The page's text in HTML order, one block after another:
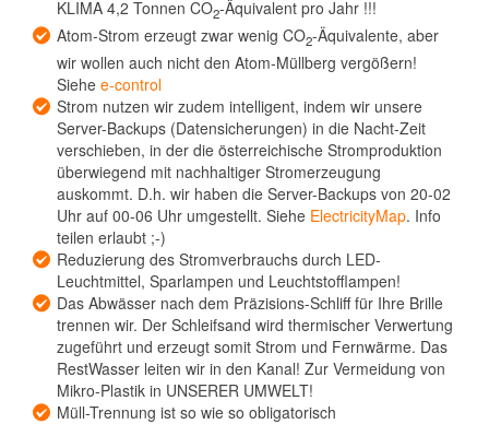
KLIMA 4,2 Tonnen CO2-Äquivalent pro Jahr !!!
Atom-Strom erzeugt zwar wenig CO2-Äquivalente, aber
wir wollen auch nicht den Atom-Müllberg vergößern!
Siehe e-control
Strom nutzen wir zudem intelligent, indem wir unsere
Server-Backups (Datensicherungen) in die Nacht-Zeit
verschieben, in der die österreichische Stromproduktion
überwiegend mit nachhaltiger Stromerzeugung
auskommt. D.h. wir haben die Server-Backups von 20-02
Uhr auf 00-06 Uhr umgestellt. Siehe ElectricityMap. Info
teilen erlaubt ;-)
Reduzierung des Stromverbrauchs durch LED-
Leuchtmittel, Sparlampen und Leuchtstofflampen!
Das Abwässer nach dem Präzisions-Schliff für Ihre Brille
trennen wir. Der Schleifsand wird thermischer Verwertung
zugeführt und erzeugt somit Strom und Fernwärme. Das
RestWasser leiten wir in den Kanal! Zur Vermeidung von
Mikro-Plastik in UNSERER UMWELT!
Müll-Trennung ist so wie so obligatorisch